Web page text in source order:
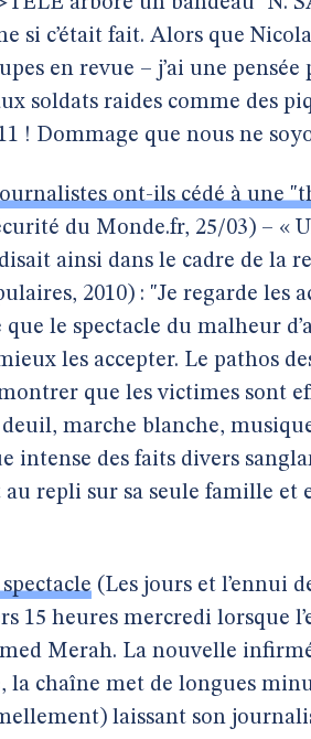
si c’était fait. Alors que
en revue – j’ai une
soldats raides comme des
! Dommage que nous ne
ont-ils cédé à une
du Monde.fr, 25/03) – «
ainsi dans le cadre de la
2010) : "Je regarde les
le spectacle du malheur
les accepter. Le pathos
que les victimes sont
marche blanche,
intense des faits divers
repli sur sa seule famille et
(Les jours et l’ennui
15 heures mercredi lorsque
Merah. La nouvelle
chaîne met de longues
laissant son